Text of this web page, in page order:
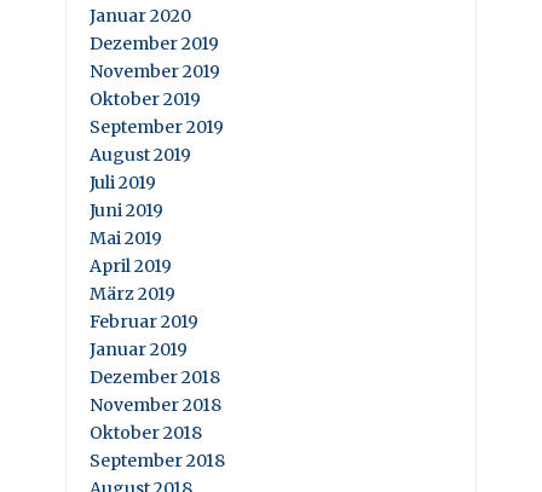
Januar 2020
Dezember 2019
November 2019
Oktober 2019
September 2019
August 2019
Juli 2019
Juni 2019
Mai 2019
April 2019
März 2019
Februar 2019
Januar 2019
Dezember 2018
November 2018
Oktober 2018
September 2018